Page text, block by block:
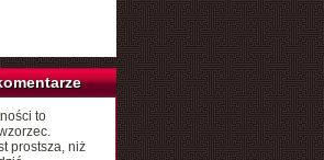
to
prostsza, niż